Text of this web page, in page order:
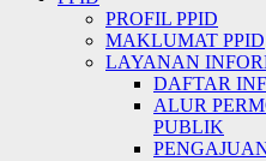
PROFIL PPID
MAKLUMAT PPID
LAYANAN
DAFTAR
ALUR
PUBLIK